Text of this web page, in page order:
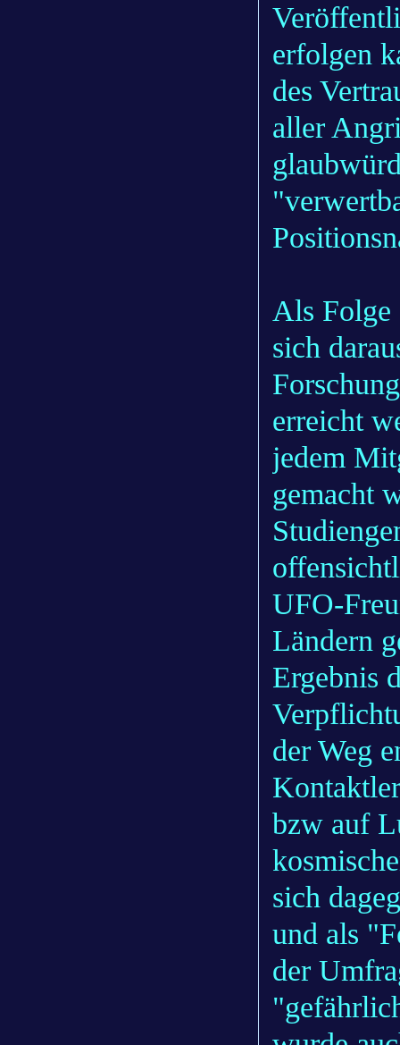
erfolgen
des
aller
Als Folge
sich
erreicht
jedem
gemacht
UFO-
Ländern
Ergebnis
der Weg
bzw auf
sich
und als
der